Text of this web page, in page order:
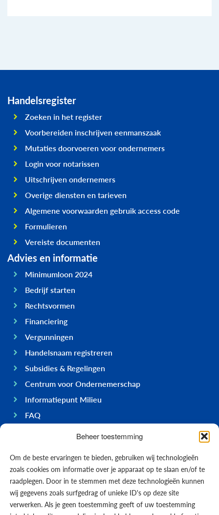
Beheer toestemming
Om de beste ervaringen te bieden, gebruiken wij technologieën
zoals cookies om informatie over je apparaat op te slaan en/of te
raadplegen. Door in te stemmen met deze technologieën kunnen
wij gegevens zoals surfgedrag of unieke ID's op deze site
verwerken. Als je geen toestemming geeft of uw toestemming
Handelsregister
Zoeken in het register
Voorbereiden inschrijven eenmanszaak
Mutaties doorvoeren voor ondernemers
Login voor notarissen
Uitschrijven ondernemers
Overige diensten en tarieven
Algemene voorwaarden gebruik access code
Formulieren
Vereiste documenten
Advies en informatie
Minimumloon 2024
Bedrijf starten
Rechtsvormen
Financiering
Vergunningen
Handelsnaam registreren
Subsidies & Regelingen
Centrum voor Ondernemerschap
Informatiepunt Milieu
FAQ
Ondernemen op Bonaire
Economie
Regering
Infrastructuur
Algemeen